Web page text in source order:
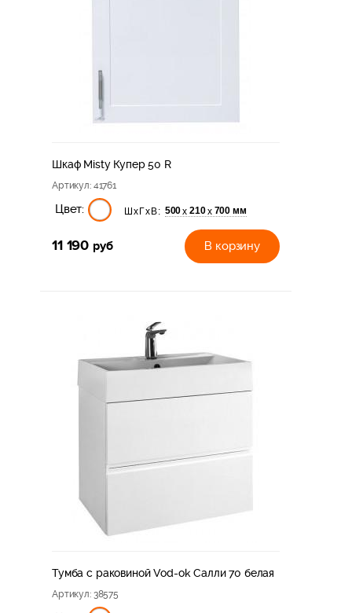
Шкаф Misty Купер 50 R
Артикул: 41761
Цвет: ШхГхВ: 500х 210х 700 мм
11 190 руб В корзину
Тумба с раковиной Vod-ok Салли 70 белая
Артикул: 38575